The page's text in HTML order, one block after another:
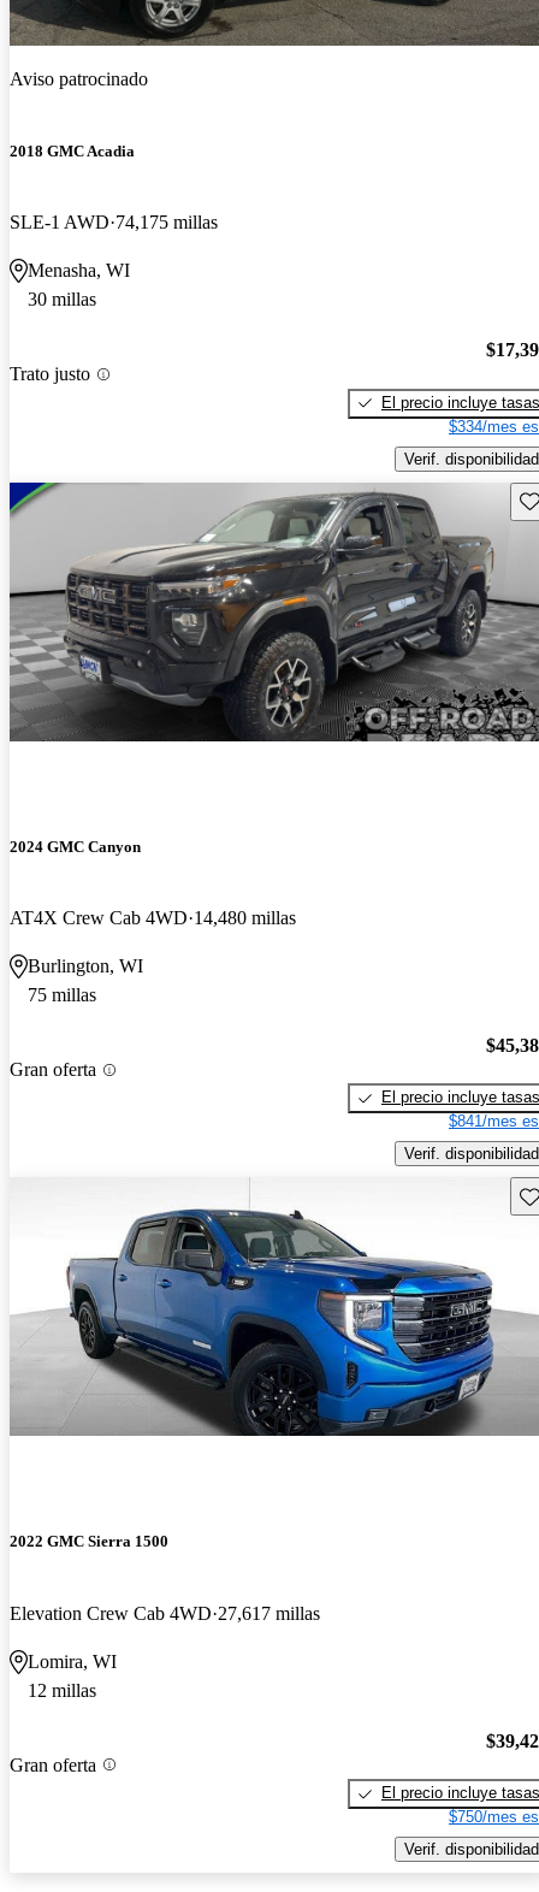
Aviso patrocinado
2018 GMC Acadia
SLE-1 AWD 74,175 millas
Menasha, WI
30 millas
Trato justo
El precio incluye tasas
$334/mes
Verif. disponibilidad
2024 GMC Canyon
AT4X Crew Cab 4WD 14,480 millas
Burlington, WI
75 millas
Gran oferta
El precio incluye tasas
$841/mes
Verif. disponibilidad
2022 GMC Sierra 1500
Elevation Crew Cab 4WD 27,617 millas
Lomira, WI
12 millas
Gran oferta
El precio incluye tasas
$750/mes
Verif. disponibilidad